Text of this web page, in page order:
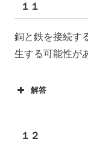
１１
銅と鉄を接続す
生する可能性が
解答
１２